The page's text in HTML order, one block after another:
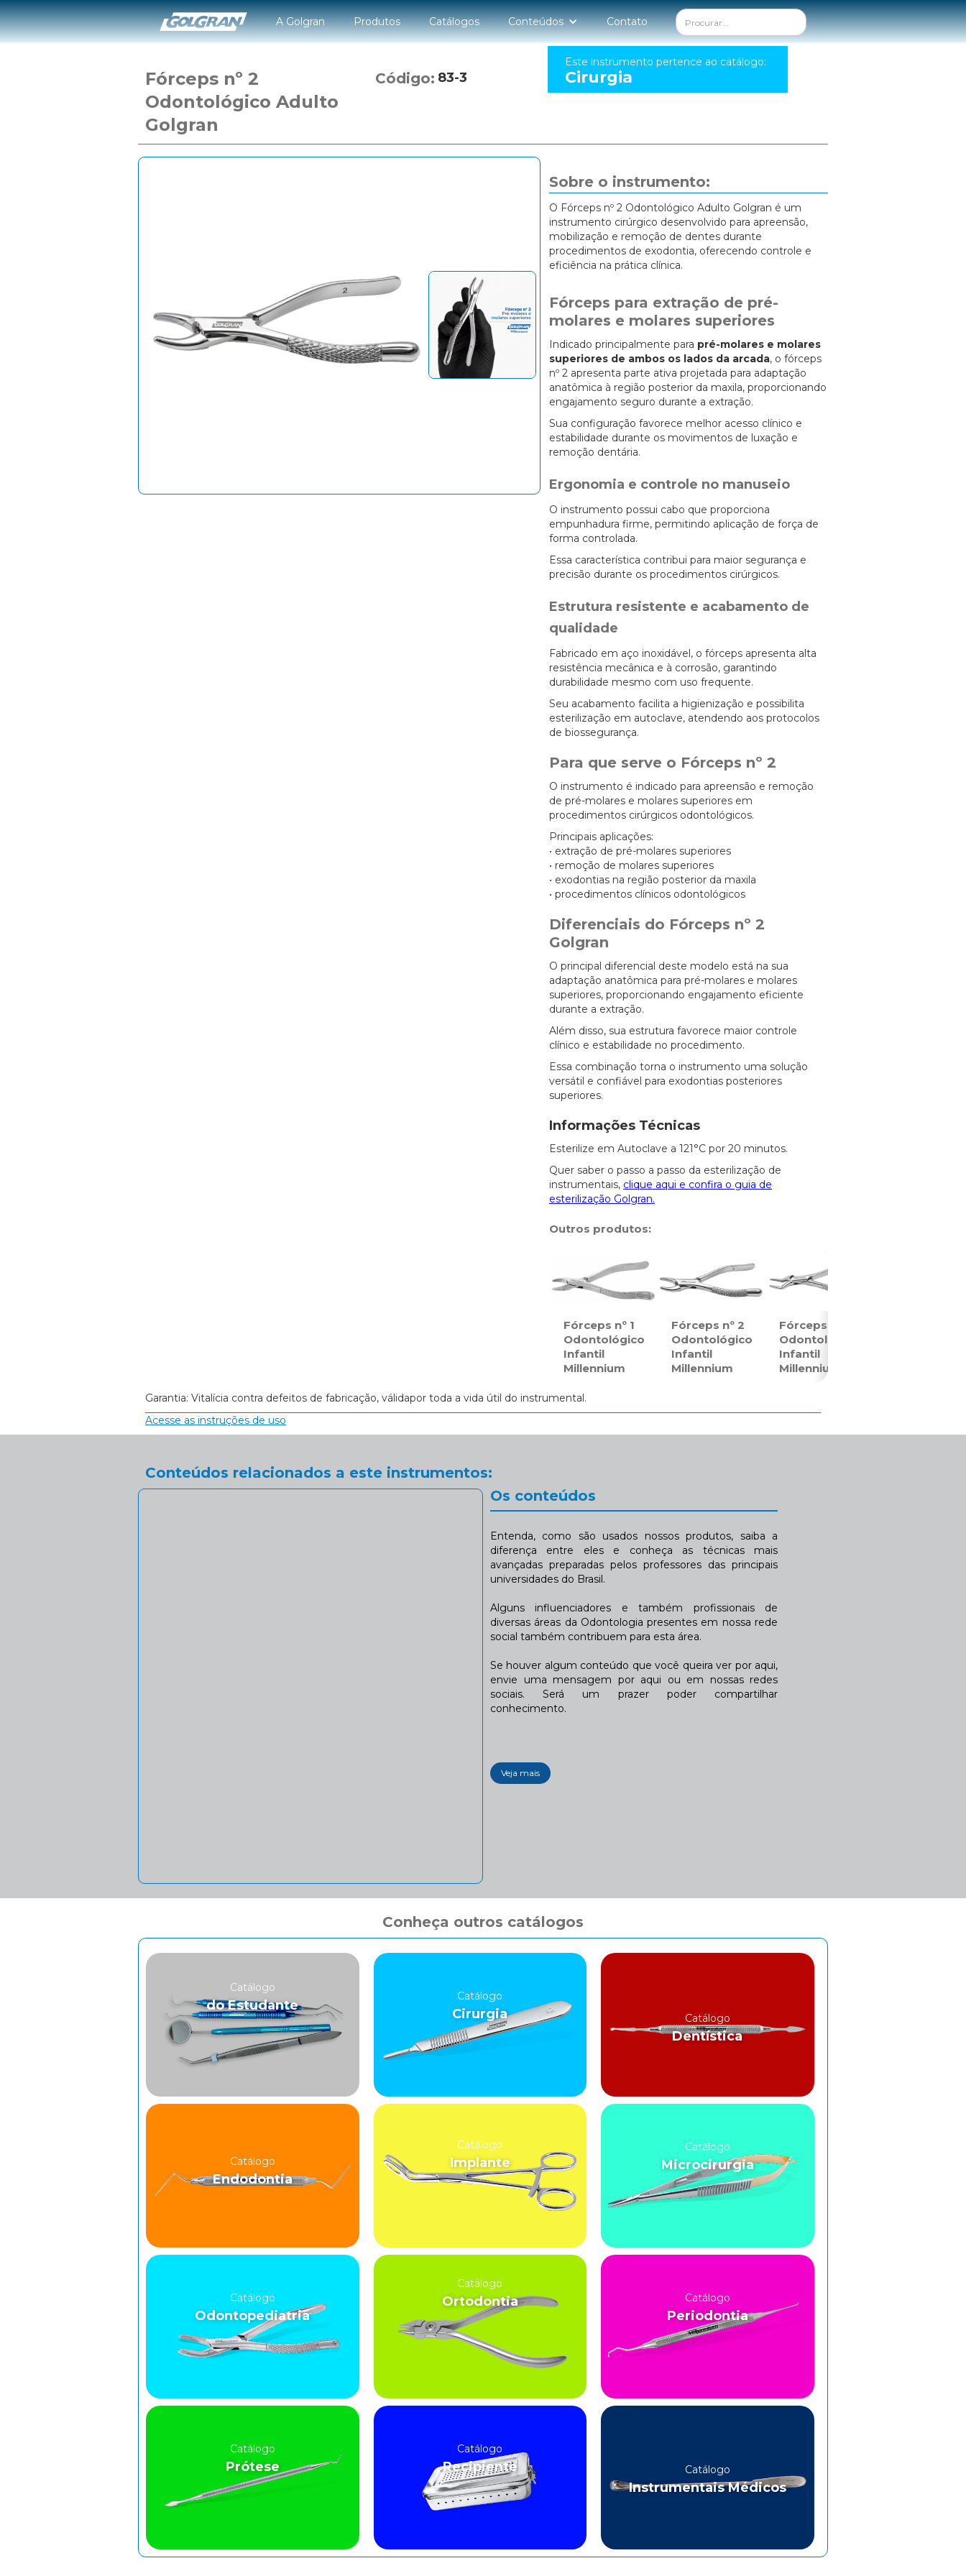
A Golgran Produtos Catálogos Conteúdos Contato
Fórceps nº 2
Odontológico Adulto
Golgran
Código: 83-3
Este instrumento pertence ao catálogo:
Cirurgia
Sobre o instrumento:
O Fórceps nº 2 Odontológico Adulto Golgran é um
instrumento cirúrgico desenvolvido para apreensão,
mobilização e remoção de dentes durante
procedimentos de exodontia, oferecendo controle e
eficiência na prática clínica.
Fórceps para extração de pré-
molares e molares superiores
Indicado principalmente para pré-molares e molares
superiores de ambos os lados da arcada, o fórceps
nº 2 apresenta parte ativa projetada para adaptação
anatômica à região posterior da maxila, proporcionando
engajamento seguro durante a extração.
Sua configuração favorece melhor acesso clínico e
estabilidade durante os movimentos de luxação e
remoção dentária.
Ergonomia e controle no manuseio
O instrumento possui cabo que proporciona
empunhadura firme, permitindo aplicação de força de
forma controlada.
Essa característica contribui para maior segurança e
precisão durante os procedimentos cirúrgicos.
Estrutura resistente e acabamento de
qualidade
Fabricado em aço inoxidável, o fórceps apresenta alta
resistência mecânica e à corrosão, garantindo
durabilidade mesmo com uso frequente.
Seu acabamento facilita a higienização e possibilita
esterilização em autoclave, atendendo aos protocolos
de biossegurança.
Para que serve o Fórceps nº 2
O instrumento é indicado para apreensão e remoção
de pré-molares e molares superiores em
procedimentos cirúrgicos odontológicos.
Principais aplicações:
• extração de pré-molares superiores
• remoção de molares superiores
• exodontias na região posterior da maxila
• procedimentos clínicos odontológicos
Diferenciais do Fórceps nº 2
Golgran
O principal diferencial deste modelo está na sua
adaptação anatômica para pré-molares e molares
superiores, proporcionando engajamento eficiente
durante a extração.
Além disso, sua estrutura favorece maior controle
clínico e estabilidade no procedimento.
Essa combinação torna o instrumento uma solução
versátil e confiável para exodontias posteriores
superiores.
Informações Técnicas
Esterilize em Autoclave a 121°C por 20 minutos.
Quer saber o passo a passo da esterilização de
instrumentais, clique aqui e confira o guia de
esterilização Golgran.
Outros produtos:
Fórceps nº 1
Odontológico
Infantil
Millennium
Fórceps nº 2
Odontológico
Infantil
Millennium
Fórceps nº 3
Odontológico
Infantil
Millennium
Garantia: Vitalícia contra defeitos de fabricação, válidapor toda a vida útil do instrumental.
Acesse as instruções de uso
Conteúdos relacionados a este instrumentos:
Os conteúdos
Entenda, como são usados nossos produtos, saiba a
diferença entre eles e conheça as técnicas mais
avançadas preparadas pelos professores das principais
universidades do Brasil.
Alguns influenciadores e também profissionais de
diversas áreas da Odontologia presentes em nossa rede
social também contribuem para esta área.
Se houver algum conteúdo que você queira ver por aqui,
envie uma mensagem por aqui ou em nossas redes
sociais. Será um prazer poder compartilhar
conhecimento.
Veja mais
Conheça outros catálogos
Catálogo
do Estudante
Catálogo
Cirurgia Catálogo
Dentística
Catálogo
Endodontia
Catálogo
Implante
Catálogo
Microcirurgia
Catálogo
Odontopediatria
Catálogo
Ortodontia Catálogo
Periodontia
Catálogo
Prótese
Catálogo
Recipiente Catálogo
Instrumentais Médicos